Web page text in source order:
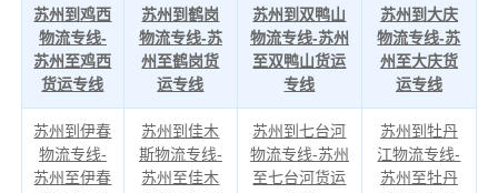
苏州到鸡西
物流专线-
苏州至鸡西
货运专线
苏州到鹤岗
物流专线-苏
州至鹤岗货
运专线
苏州到双鸭山
物流专线-苏州
至双鸭山货运
专线
苏州到大庆
物流专线-苏
州至大庆货
运专线
苏州到伊春
物流专线-
苏州至伊春
苏州到佳木
斯物流专线-
苏州至佳木
苏州到七台河
物流专线-苏州
至七台河货运
苏州到牡丹
江物流专线-
苏州至牡丹